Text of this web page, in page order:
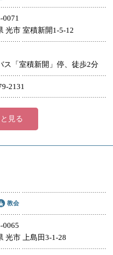
0071
光市 室積新開1-5-12
ス「室積新開」停、徒歩2分
2131
見る
教会
0065
光市 上島田3-1-28